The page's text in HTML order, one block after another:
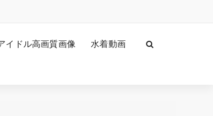
イドル高画質画像 水着動画